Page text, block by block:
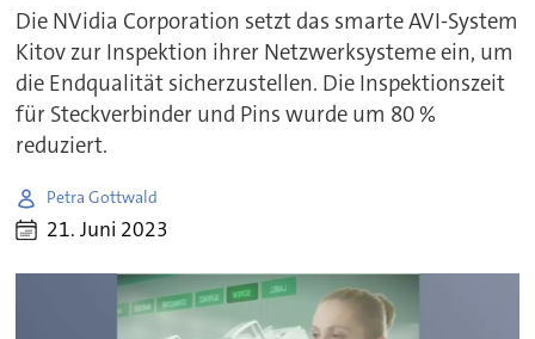
Die NVidia Corporation setzt das smarte AVI-System
Kitov zur Inspektion ihrer Netzwerksysteme ein, um
die Endqualität sicherzustellen. Die Inspektionszeit
für Steckverbinder und Pins wurde um 80 %
reduziert.
Petra Gottwald
21. Juni 2023